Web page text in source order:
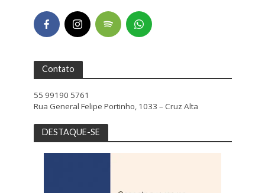
Contato
55 99190 5761
Rua General Felipe Portinho, 1033 – Cruz Alta
DESTAQUE-SE